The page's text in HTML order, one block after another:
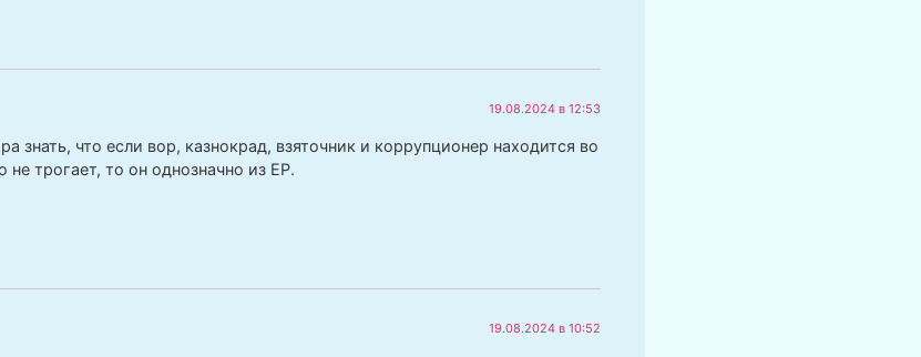
19.08.2024 в 12:53
знать, что если вор, казнокрад, взяточник и коррупционер находится во
не трогает, то он однозначно из ЕР.
19.08.2024 в 10:52